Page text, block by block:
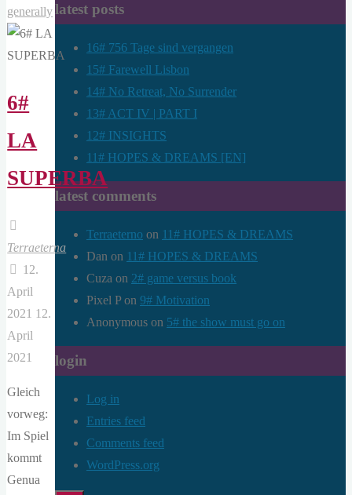
generally
6#
LA
SUPERBA
Terraeterna
12.
April
2021 12.
April
2021
Gleich
vorweg:
Im Spiel
kommt
Genua
latest posts
16# 756 Tage sind vergangen
15# Farewell Lisbon
14# No Retreat, No Surrender
13# ACT IV | PART I
12# INSIGHTS
11# HOPES & DREAMS [EN]
latest comments
Terraeterno on 11# HOPES & DREAMS
Dan on 11# HOPES & DREAMS
Cuza on 2# game versus book
Pixel P on 9# Motivation
Anonymous on 5# the show must go on
login
Log in
Entries feed
Comments feed
WordPress.org